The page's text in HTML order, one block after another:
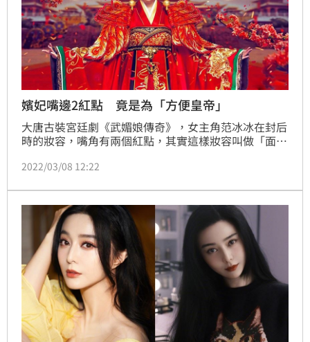
嬪妃嘴邊2紅點 竟是為「方便皇帝」
大唐古裝宮廷劇《武媚娘傳奇》，女主角范冰冰在封后
時的妝容，嘴角有兩個紅點，其實這樣妝容叫做「面
皇帝」的功能，嬪妃臉上的「面厴」就像是種神秘暗
2022/03/08 12:22